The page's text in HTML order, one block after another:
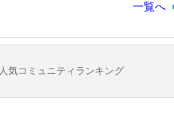
一覧へ
人気コミュニティランキング